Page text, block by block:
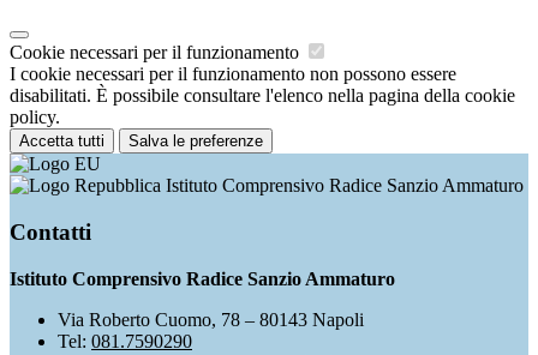
Cookie necessari per il funzionamento
I cookie necessari per il funzionamento non possono essere
disabilitati. È possibile consultare l'elenco nella pagina della cookie
policy.
Accetta tutti Salva le preferenze
Istituto Comprensivo Radice Sanzio Ammaturo
Contatti
Istituto Comprensivo Radice Sanzio Ammaturo
Via Roberto Cuomo, 78 – 80143 Napoli
Tel: 081.7590290